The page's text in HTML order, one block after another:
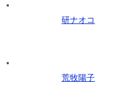
研ナオコ
荒牧陽子